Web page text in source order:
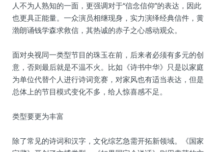
人不为人熟知的一面，更强调对于“信念信仰”的表达，因此
也更具正能量。一众演员相继现身，实力演绎经典信件，黄
渤朗诵钱学森求救信，其热诚的赤子之心感动观众。
面对央视同一类型节目的珠玉在前，后来者必须有多元的创
意，否则最后就是不温不火。比如《诗书中华》只是以家庭
为单位代替个人进行诗词竞赛，对家风也有适当表达，但是
总体上的节目模式变化不多，给人惊喜感不足。
类型要更为丰富
除了常见的诗词和汉字，文化综艺急需开拓新领域。《国家